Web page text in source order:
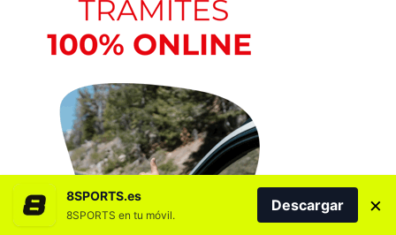
8SPORTS.es
8SPORTS en tu móvil.
Descargar ×